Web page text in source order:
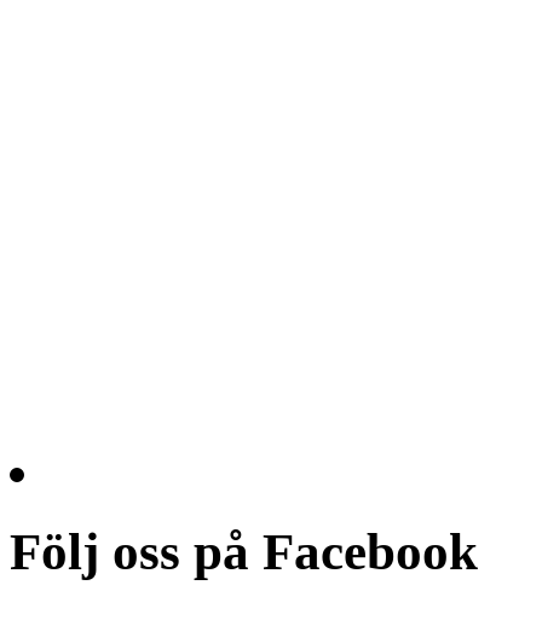
Följ oss på Facebook